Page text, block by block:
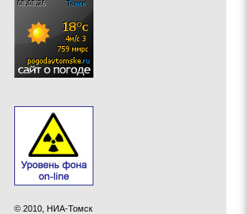
© 2010, НИА-Томск